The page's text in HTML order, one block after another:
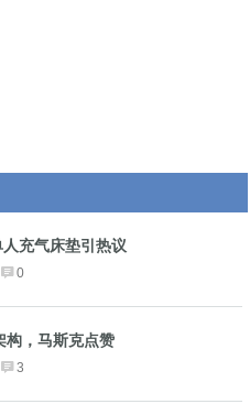
充气床垫引热议
0
构，马斯克点赞
3